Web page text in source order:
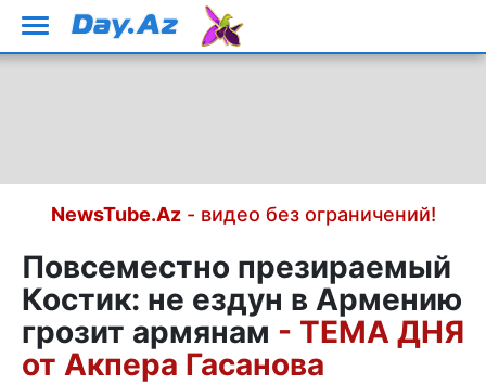
NewsTube.Az- видео без ограничений!
Повсеместно презираемый
Костик: не ездун в Армению
грозит армянам - ТЕМА ДНЯ
от Акпера Гасанова